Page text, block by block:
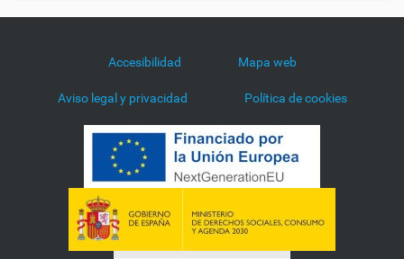
Accesibilidad Mapa web
Aviso legal y privacidad Política de cookies